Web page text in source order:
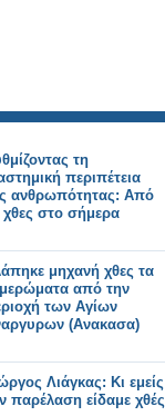
τη
περιπέτεια
ανθρωπότητας: Από
χθες στο σήμερα
μηχανή χθες τα
από την
των Αγίων
(Ανακασα)
Λιάγκας: Κι εμείς
παρέλαση είδαμε χθές